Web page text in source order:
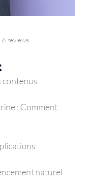
6 reviews
contenus
: Comment
naturel